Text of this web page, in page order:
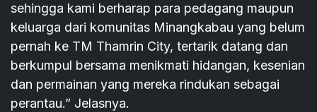
sehingga kami berharap para pedagang maupun
keluarga dari komunitas Minangkabau yang belum
pernah ke TM Thamrin City, tertarik datang dan
berkumpul bersama menikmati hidangan, kesenian
dan permainan yang mereka rindukan sebagai
perantau.” Jelasnya.